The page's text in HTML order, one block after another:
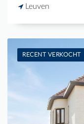
Leuven
RECENT VERKOCHT